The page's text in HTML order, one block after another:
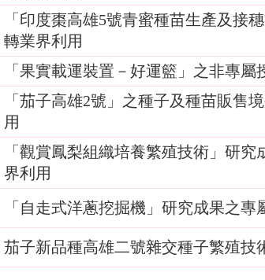
「印度棗高雄5號青蜜種苗生產及接
轉業界利用
「果實載運裝置－好運籃」之非專屬
「茄子高雄2號」之種子及種苗販售
用
「觀賞鳳梨組織培養繁殖技術」研
界利用
「自走式洋蔥挖掘機」研究成果之
茄子新品種高雄二號雜交種子繁殖技